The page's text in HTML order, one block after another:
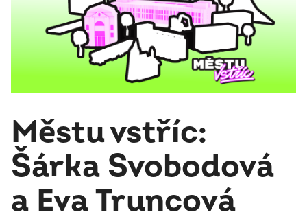
Městu vstříc:
Šárka Svobodová
a Eva Truncová